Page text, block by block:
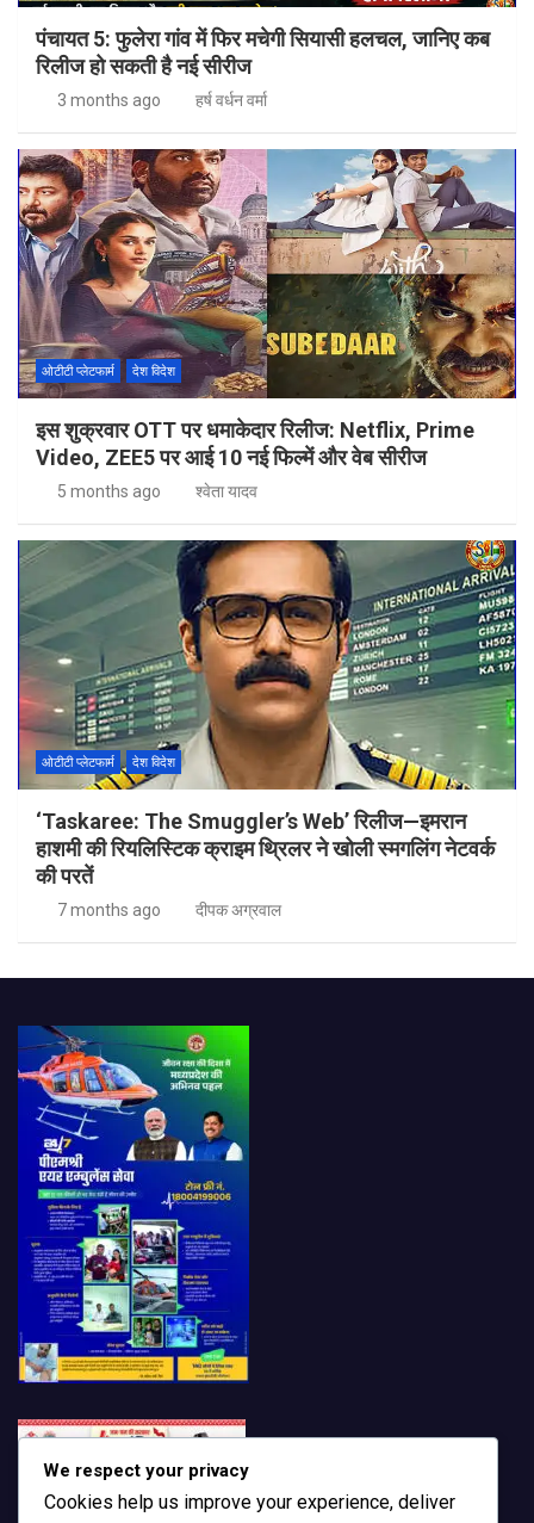
पंचायत 5: फुलेरा गांव में फिर मचेगी सियासी हलचल, जानिए कब
रिलीज हो सकती है नई सीरीज
3 months ago हर्ष वर्धन वर्मा
ओटीटी प्लेटफार्म देश विदेश
इस शुक्रवार OTT पर धमाकेदार रिलीज: Netflix, Prime
Video, ZEE5 पर आई 10 नई फिल्में और वेब सीरीज
5 months ago श्वेता यादव
ओटीटी प्लेटफार्म देश विदेश
‘Taskaree: The Smuggler’s Web’ रिलीज—इमरान
हाशमी की रियलिस्टिक क्राइम थ्रिलर ने खोली स्मगलिंग नेटवर्क
की परतें
7 months ago दीपक अग्रवाल
We respect your privacy
Cookies help us improve your experience, deliver